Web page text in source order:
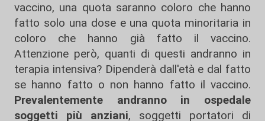
vaccino, una quota saranno coloro che hanno
fatto solo una dose e una quota minoritaria in
coloro che hanno già fatto il vaccino.
Attenzione però, quanti di questi andranno in
terapia intensiva? Dipenderà dall'età e dal fatto
se hanno fatto o non hanno fatto il vaccino.
Prevalentemente andranno in ospedale
soggetti più anziani, soggetti portatori di